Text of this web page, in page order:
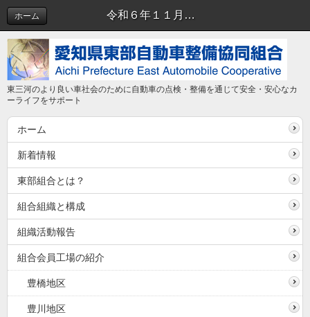
令和６年１１月１５日（金）に、組合第２会議室にて令和６年度第４回正副理事長会を開催しました。 | 正副理事長会
ホーム
東三河のより良い車社会のために自動車の点検・整備を通じて安全・安心なカ
ーライフをサポート
ホーム
新着情報
東部組合とは？
組合組織と構成
組織活動報告
組合会員工場の紹介
豊橋地区
豊川地区